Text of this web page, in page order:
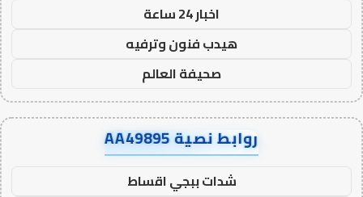
اخبار 24 ساعة
هيدب فنون وترفيه
صحيفة العالم
روابط نصية AA49895
شدات ببجي اقساط